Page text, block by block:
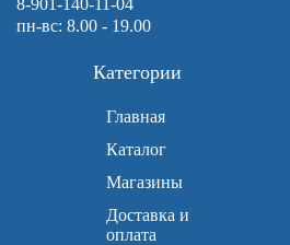
8-901-140-11-04
пн-вс: 8.00 - 19.00
Категории
Главная
Каталог
Магазины
Доставка и
оплата